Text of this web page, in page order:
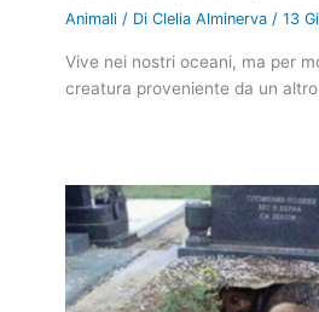
Animali / DiClelia Alminerva/13
Vive nei nostri oceani, ma per
creatura proveniente da un